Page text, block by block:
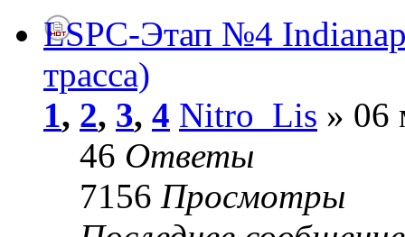
LSPC-Этап №4
трасса)
1, 2, 3, 4 Nitro_Lis » 06
46 Ответы
7156 Просмотры